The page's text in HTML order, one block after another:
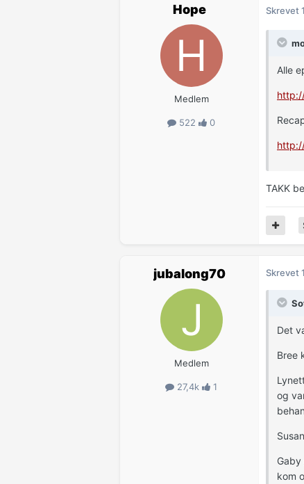
Hope
Medlem
522 0
Skrevet
Alle
TAKK
jubalong70
Medlem
27,4k 1
Skrevet
Det
Bree
og
kom